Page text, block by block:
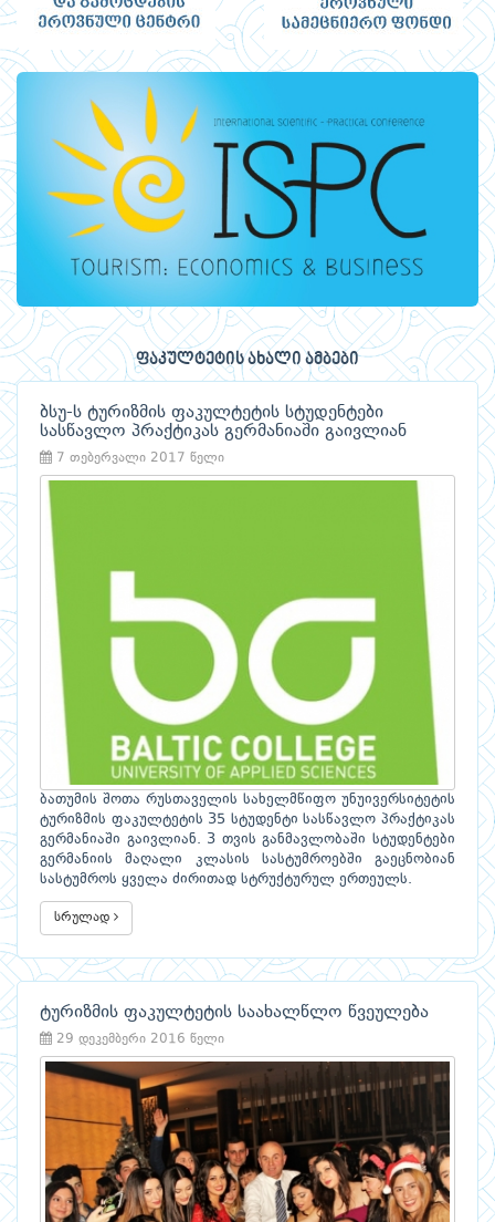
ფაკულტეტის ახალი ამბები
ბსუ-ს ტურიზმის ფაკულტეტის სტუდენტები
სასწავლო პრაქტიკას გერმანიაში გაივლიან
7 თებერვალი 2017 წელი
ბათუმის შოთა რუსთაველის სახელმწიფო უნუივერსიტეტის
ტურიზმის ფაკულტეტის 35 სტუდენტი სასწავლო პრაქტიკას
გერმანიაში გაივლიან. 3 თვის განმავლობაში სტუდენტები
გერმანიის მაღალი კლასის სასტუმროებში გაეცნობიან
სასტუმროს ყველა ძირითად სტრუქტურულ ერთეულს.
სრულად
ტურიზმის ფაკულტეტის საახალწლო წვეულება
29 დეკემბერი 2016 წელი